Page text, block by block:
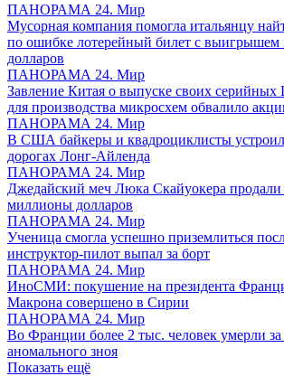
ПАНОРАМА 24. Мир
Мусорная компания помогла итальянцу
по ошибке лотерейный билет с выигрышем
долларов
ПАНОРАМА 24. Мир
Завление Китая о выпуске своих серийных
для производства микросхем обвалило
ПАНОРАМА 24. Мир
В США байкеры и квадроциклисты
дорогах Лонг-Айленда
ПАНОРАМА 24. Мир
Джедайский меч Люка Скайуокера продали
миллионы долларов
ПАНОРАМА 24. Мир
Ученица смогла успешно приземлиться
инструктор-пилот выпал за борт
ПАНОРАМА 24. Мир
ИноСМИ: покушение на президента
Макрона совершено в Сирии
ПАНОРАМА 24. Мир
Во Франции более 2 тыс. человек умерли
аномального зноя
Показать ещё